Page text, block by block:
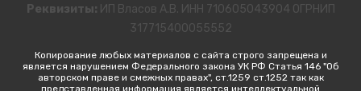
Реквизиты: ИП Власов А.В. ИНН 710605043904 ОГРНИП
317715400055552
Копирование любых материалов с сайта строго запрещена и
является нарушением Федерального закона УК РФ Статья 146 "Об
авторском праве и смежных правах", ст.1259 ст.1252 так как
представленная информация является интеллектуальной